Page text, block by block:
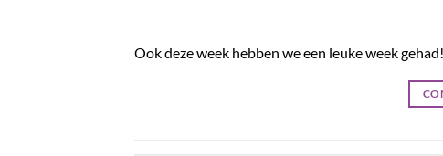
Ook deze week hebben we een leuke week gehad!